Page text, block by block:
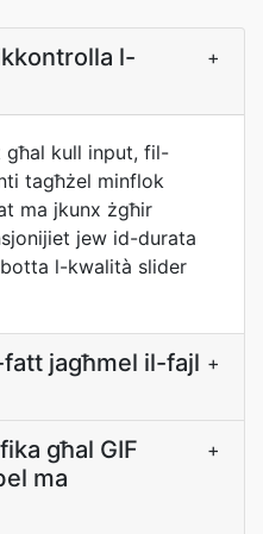
l-
+
għal kull input, fil-
tagħżel minflok
ma jkunx żgħir
jew id-durata
l-kwalità slider
jagħmel il-fajl +
għal GIF
ma
+